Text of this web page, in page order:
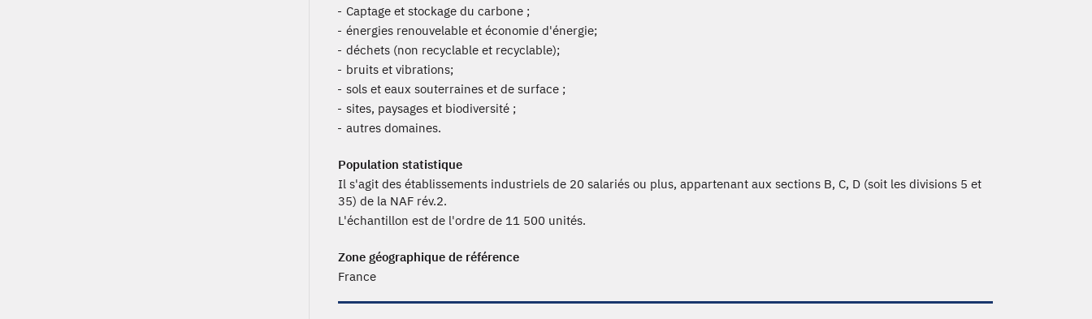
Captage et stockage du carbone ;
énergies renouvelable et économie d'énergie;
déchets (non recyclable et recyclable);
bruits et vibrations;
sols et eaux souterraines et de surface ;
sites, paysages et biodiversité ;
autres domaines.
Population statistique
Il s'agit des établissements industriels de 20 salariés ou plus, appartenant aux sections B, C, D (soit les divisions 5 et
35) de la NAF rév.2.
L'échantillon est de l'ordre de 11 500 unités.
Zone géographique de référence
France